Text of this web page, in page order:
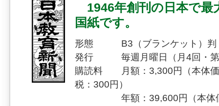
1946年創刊の日本で最
国紙です。
形態 B3（ブランケット）判
発行 毎週月曜日（月4回・第
購読料 月額：3,300円（本体価
税：300円）
年額：39,600円（本体価